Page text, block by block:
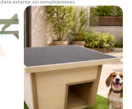
exterior sin complicaciones.